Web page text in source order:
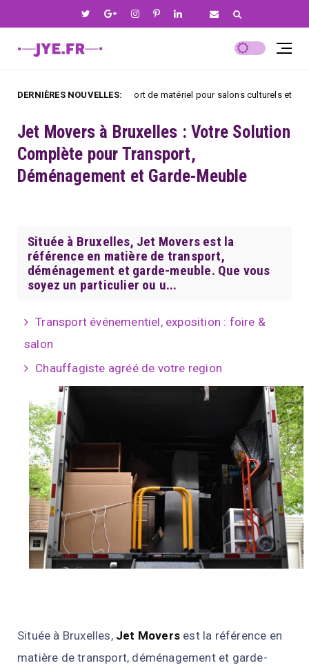
DERNIÈRES NOUVELLES:
Transport de matériel pour salons culturels et artistiques à
Jet Movers à Bruxelles : Votre Solution
Complète pour Transport,
Déménagement et Garde-Meuble
Située à Bruxelles, Jet Movers est la
référence en matière de transport,
déménagement et garde-meuble. Que vous
soyez un particulier ou u...
Transport événementiel, exposition : foire &
salon
Chauffagiste agréé de votre region
Située à Bruxelles, Jet Movers est la référence en
matière de transport, déménagement et garde-